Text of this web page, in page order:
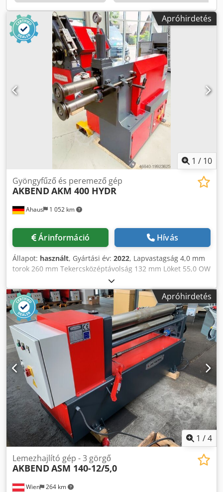
beépített tároló polccal - Nagy teljesítményű hajtómotor,
folyamatos működés mellett is - Mobil lábkapcsoló jobb- és
balirányú futáshoz
Apróhirdetés
1 / 10
Ahaus 1 052 km
Gyöngyfűző és peremező gép
AKBENDAKM 400 HYDR
Árinformáció Hívás
Állapot: használt, Gyártási év: 2022, Lapvastagság 4,0 mm
torok 260 mm Tekercsközéptávolság 132 mm Löket 55,0 OW
mm Szerelési Ø 35 mm, 12 mm horony mm Teljes
teljesítményigény 3,0 kW A gép tömege kb. 450 kg. Méretek
H-M-H 1600 x 900 x 1200 mm Kiállítási gép 2022-től csak
kb. 2x üzemórával Újszerű állapot Különleges ár kérésre
Felszereltség : - 3x pár gyöngyfűző és bordázó henger a
szállítási terjedelemben benne van. - Robusztus
gyöngyfűzőgép motoros görgőkkel - A felső görgő
hidraulikus beállítása, nyomásmérővel Crsdpfx Aoxaazled
Rsf - Alsó tengely állítható ütközővel - különböző típusú
gyöngyfűzések gazdaságos gyártásához - Nagy pontosság a
precíziós csapágyazású tengelyeknek köszönhetően -
áttekinthetően elhelyezett kapcsolóelemek -
Tárolórekesszel felszerelt alapkeret - Erőteljes hajtómotor,
még folyamatos terhelés mellett is - Mozgatható
lábkapcsoló az óramutató járásával megegyező és
ellentétes irányú forgáshoz
Apróhirdetés
1 /4
Wien 264 km
Lemezhajlító gép - 3 görgő
AKBENDASM 140-12/5,0